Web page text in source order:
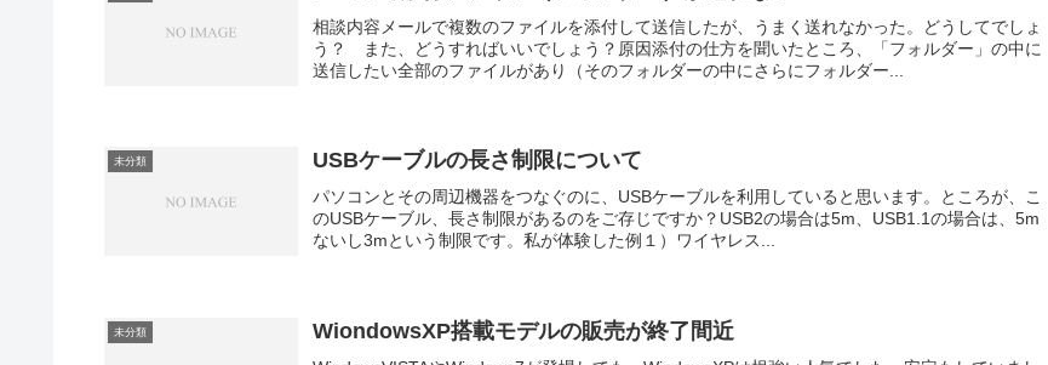
相談内容メールで複数のファイルを添付して送信したが、うまく送れなかった。どうしてでしょ
う？ また、どうすればいいでしょう？原因添付の仕方を聞いたところ、「フォルダー」の中に
送信したい全部のファイルがあり（そのフォルダーの中にさらにフォルダー...
未分類 USBケーブルの長さ制限について
パソコンとその周辺機器をつなぐのに、USBケーブルを利用していると思います。ところが、こ
のUSBケーブル、長さ制限があるのをご存じですか？USB2の場合は5m、USB1.1の場合は、5m
ないし3mという制限です。私が体験した例１）ワイヤレス...
未分類 WiondowsXP搭載モデルの販売が終了間近